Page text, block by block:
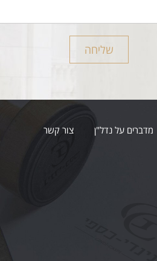
שליחה
מדברים על נדל"ן צור קשר